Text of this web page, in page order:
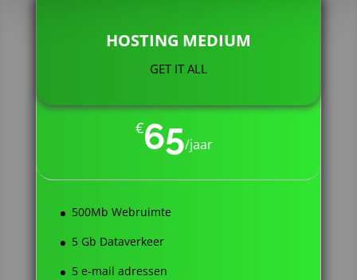
HOSTING MEDIUM
GET IT ALL
€65/jaar
500Mb Webruimte
5 Gb Dataverkeer
5 e-mail adressen